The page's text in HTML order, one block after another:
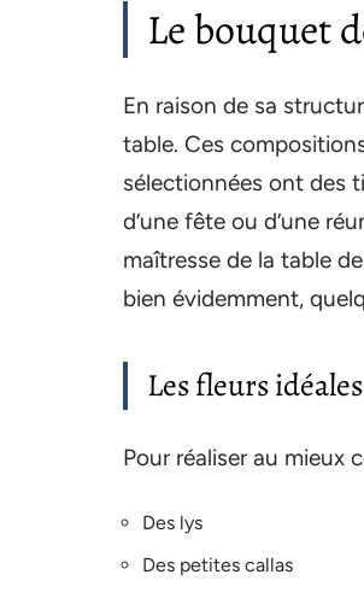
Le bouquet
En raison de sa
table. Ces
sélectionnées ont des
d’une fête ou d’une
maîtresse de la table
bien évidemment,
Les fleurs
Pour réaliser au mieux
Des lys
Des petites callas